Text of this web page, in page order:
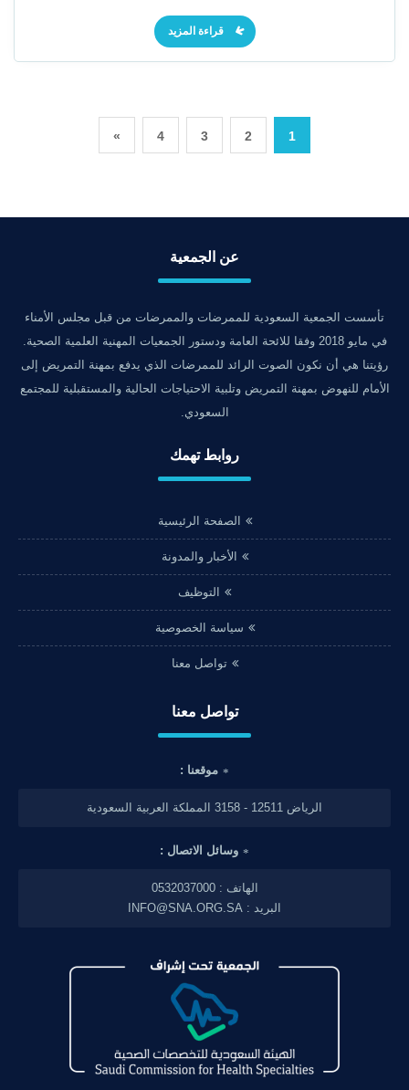
قراءة المزيد
1
2
3
4
»
عن الجمعية
تأسست الجمعية السعودية للممرضات والممرضات من قبل مجلس الأمناء
في مايو 2018 وفقا للائحة العامة ودستور الجمعيات المهنية العلمية الصحية.
رؤيتنا هي أن نكون الصوت الرائد للممرضات الذي يدفع بمهنة التمريض إلى
الأمام للنهوض بمهنة التمريض وتلبية الاحتياجات الحالية والمستقبلية للمجتمع
السعودي.
روابط تهمك
الصفحة الرئيسية
الأخبار والمدونة
التوظيف
سياسة الخصوصية
تواصل معنا
تواصل معنا
موقعنا :
الرياض 12511 - 3158 المملكة العربية السعودية
وسائل الاتصال :
الهاتف : 0532037000
البريد : INFO@SNA.ORG.SA